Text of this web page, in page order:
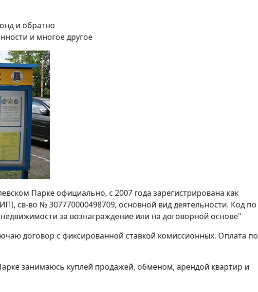
и обратно
и многое другое
Парке официально, с 2007 года зарегистрирована как
св-во № 307770000498709, основной вид деятельности. Код по
за вознаграждение или на договорной основе"
договор с фиксированной ставкой комиссионных. Оплата по
занимаюсь куплей продажей, обменом, арендой квартир и